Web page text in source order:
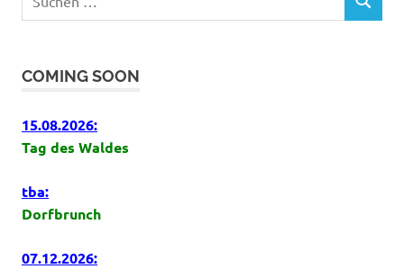
nach:
SUCHEN
COMING SOON
15.08.2026:
Tag des Waldes
tba:
Dorfbrunch
07.12.2026: